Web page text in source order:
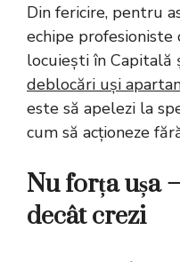
Din fericire, pentru
echipe profesioniste
locuiești în Capitală
deblocări uși
este să apelezi la
cum să acționeze
Nu forța ușa
decât crezi